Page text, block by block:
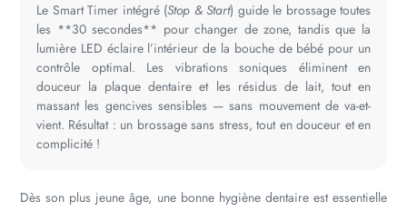
Le Smart Timer intégré (Stop & Start) guide le brossage toutes
les **30 secondes** pour changer de zone, tandis que la
lumière LED éclaire l’intérieur de la bouche de bébé pour un
contrôle optimal. Les vibrations soniques éliminent en
douceur la plaque dentaire et les résidus de lait, tout en
massant les gencives sensibles — sans mouvement de va-et-
vient. Résultat : un brossage sans stress, tout en douceur et en
complicité !
Dès son plus jeune âge, une bonne hygiène dentaire est essentielle